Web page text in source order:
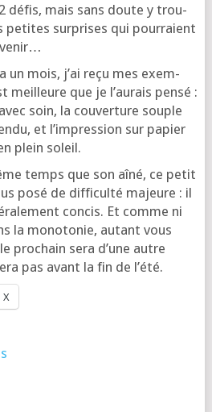
défis, mais sans doute y trou­
petites sur­prises qui pour­raient
un mois, j’ai reçu mes exem­
meilleure que je l’au­rais pen­sé :
soin, la cou­ver­ture souple
et l’im­pres­sion sur papier
plein soleil.
temps que son aîné, ce petit
posé de dif­fi­cul­té majeure : il
concis. Et comme ni
la mono­to­nie, autant vous
pro­chain sera d’une autre
pas avant la fin de l’été.
X